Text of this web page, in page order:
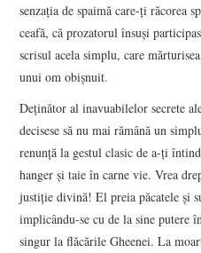
senzaţia de spaimă care-ţi răcorea
ceafă, că prozatorul însuşi
scrisul acela simplu, care
unui om obişnuit.
Deţinător al inavuabilelor secrete
decisese să nu mai rămână un
renunţă la gestul clasic de a-ţi
hanger şi taie în carne vie. Vrea
justiţie divină! El preia păcatele şi
implicându-se cu de la sine putere
singur la flăcările Gheenei. La